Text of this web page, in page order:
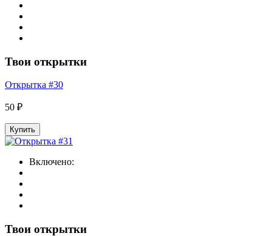
Твои открытки
Открытка #30
50 ₽
Купить
Включено:
Твои открытки